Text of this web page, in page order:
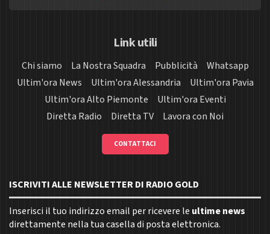
Link utili
Chi siamo La Nostra Squadra Pubblicità
Whatsapp
Ultim'ora News
Ultim'ora Alessandria
Ultim'ora Pavia
Ultim'ora Alto Piemonte
Ultim'ora Eventi
Diretta Radio
Diretta TV Lavora con Noi
CONTATTACI
ISCRIVITI ALLE NEWSLETTER DI RADIO GOLD
Inserisci il tuo indirizzo email per ricevere le ultime news
direttamente nella tua casella di posta elettronica.